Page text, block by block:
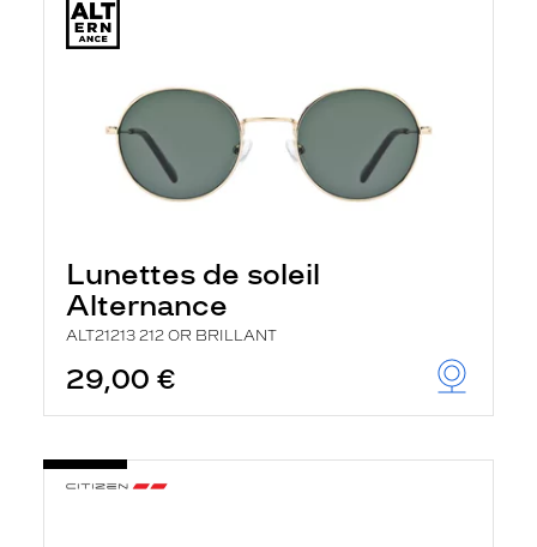
Lunettes de soleil
Alternance
ALT21213 212 OR BRILLANT
29,00 €